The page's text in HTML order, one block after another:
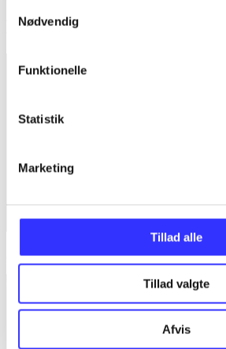
Nødvendig
Funktionelle
Statistik
Marketing
Tillad alle
Tillad valgte
Afvis
Minder om
Adventure time - Finn & Jake investigations